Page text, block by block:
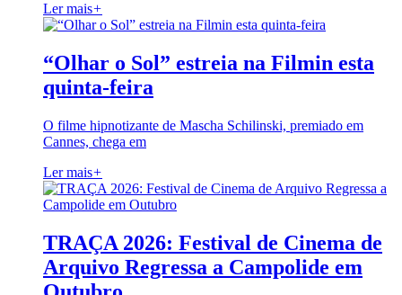
Ler mais+
“Olhar o Sol” estreia na Filmin esta
quinta-feira
O filme hipnotizante de Mascha Schilinski, premiado em
Cannes, chega em
Ler mais+
TRAÇA 2026: Festival de Cinema de
Arquivo Regressa a Campolide em